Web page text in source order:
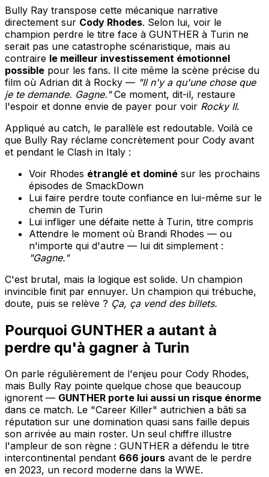
Bully Ray transpose cette mécanique narrative
directement sur Cody Rhodes. Selon lui, voir le
champion perdre le titre face à GUNTHER à Turin ne
serait pas une catastrophe scénaristique, mais au
contraire le meilleur investissement émotionnel
possible pour les fans. Il cite même la scène précise du
film où Adrian dit à Rocky — "Il n'y a qu'une chose que
je te demande. Gagne."Ce moment, dit-il, restaure
l'espoir et donne envie de payer pour voir Rocky II.
Appliqué au catch, le parallèle est redoutable. Voilà ce
que Bully Ray réclame concrètement pour Cody avant
et pendant le Clash in Italy :
Voir Rhodes étranglé et dominé sur les prochains
épisodes de SmackDown
Lui faire perdre toute confiance en lui-même sur le
chemin de Turin
Lui infliger une défaite nette à Turin, titre compris
Attendre le moment où Brandi Rhodes — ou
n'importe qui d'autre — lui dit simplement :
"Gagne."
C'est brutal, mais la logique est solide. Un champion
invincible finit par ennuyer. Un champion qui trébuche,
doute, puis se relève ? Ça, ça vend des billets.
Pourquoi GUNTHER a autant à
perdre qu'à gagner à Turin
On parle régulièrement de l'enjeu pour Cody Rhodes,
mais Bully Ray pointe quelque chose que beaucoup
ignorent — GUNTHER porte lui aussi un risque énorme
dans ce match. Le "Career Killer" autrichien a bâti sa
réputation sur une domination quasi sans faille depuis
son arrivée au main roster. Un seul chiffre illustre
l'ampleur de son règne : GUNTHER a défendu le titre
intercontinental pendant 666 jours avant de le perdre
en 2023, un record moderne dans la WWE.